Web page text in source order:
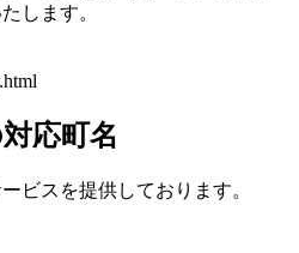
します。
応町名
ビスを提供しております。